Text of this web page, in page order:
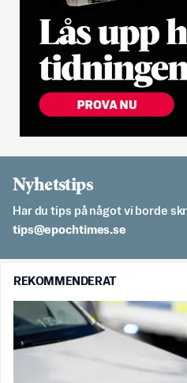
Nyhetstips
Har du tips på något vi borde
es.semithcope@spit
REKOMMENDERAT